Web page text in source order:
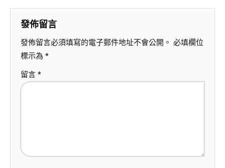
發佈留言
發佈留言必須填寫的電子郵件地址不會公開。 必填欄位
標示為 *
留言 *